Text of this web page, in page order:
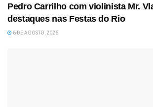
Pedro Carrilho com violinista Mr.
destaques nas Festas do Rio
6 DE AGOSTO, 2026